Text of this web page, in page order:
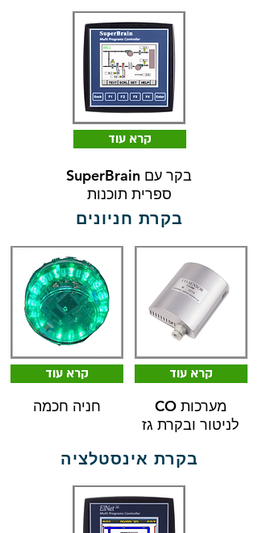
קרא עוד
SuperBrain בקר עם
ספרית תוכנות
בקרת חניונים
קרא עוד
CO מערכות
לניטור ובקרת גז
קרא עוד
חניה חכמה
בקרת אינסטלציה